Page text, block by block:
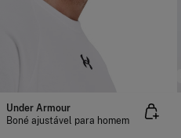
Under Armour
Boné ajustável para homem